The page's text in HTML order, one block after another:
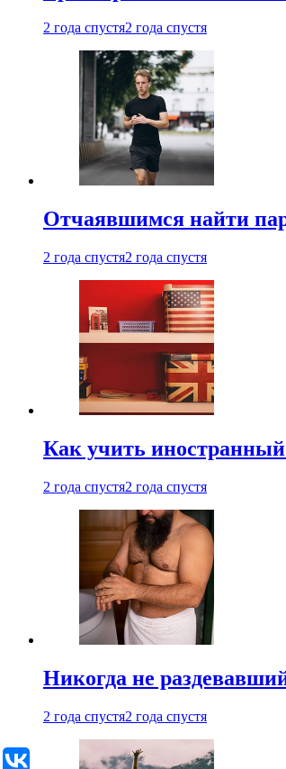
2 года спустя2 года спустя
Отчаявшимся найти
2 года спустя2 года спустя
Как учить иностранный
2 года спустя2 года спустя
Никогда не
2 года спустя2 года спустя